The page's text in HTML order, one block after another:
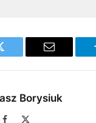
Email
Borysiuk
Facebook